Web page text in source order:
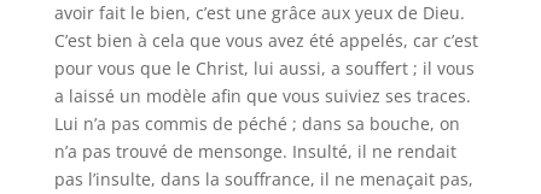
avoir fait le bien, c’est une grâce aux yeux de Dieu.
C’est bien à cela que vous avez été appelés, car c’est
pour vous que le Christ, lui aussi, a souffert ; il vous
a laissé un modèle afin que vous suiviez ses traces.
Lui n’a pas commis de péché ; dans sa bouche, on
n’a pas trouvé de mensonge. Insulté, il ne rendait
pas l’insulte, dans la souffrance, il ne menaçait pas,